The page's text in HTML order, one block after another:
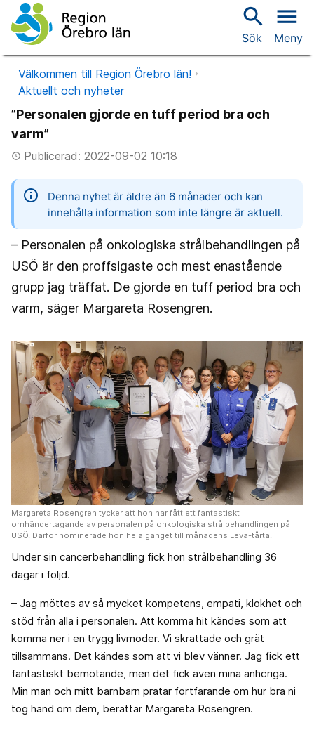
search
Sök
menu
Meny
Välkommen till Region Örebro län!
Aktuellt och nyheter
”Personalen gjorde en tuff period bra och
varm”
access_timePublicerad: 2022-09-02 10:18
information
Denna nyhet är äldre än 6 månader och kan
innehålla information som inte längre är aktuell.
– Personalen på onkologiska strålbehandlingen på
USÖ är den proffsigaste och mest enastående
grupp jag träffat. De gjorde en tuff period bra och
varm, säger Margareta Rosengren.
Margareta Rosengren tycker att hon har fått ett fantastiskt
omhändertagande av personalen på onkologiska strålbehandlingen på
USÖ. Därför nominerade hon hela gänget till månadens Leva-tårta.
Under sin cancerbehandling fick hon strålbehandling 36
dagar i följd.
– Jag möttes av så mycket kompetens, empati, klokhet och
stöd från alla i personalen. Att komma hit kändes som att
komma ner i en trygg livmoder. Vi skrattade och grät
tillsammans. Det kändes som att vi blev vänner. Jag fick ett
fantastiskt bemötande, men det fick även mina anhöriga.
Min man och mitt barnbarn pratar fortfarande om hur bra ni
tog hand om dem, berättar Margareta Rosengren.